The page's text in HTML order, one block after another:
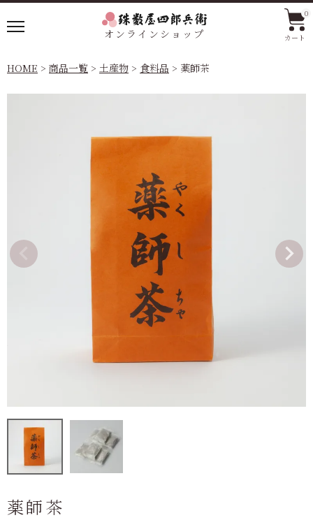
オンラインショップ カート
0
HOME 商品一覧 土産物 食料品 薬師茶
薬師茶